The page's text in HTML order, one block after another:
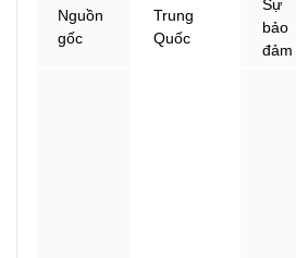
Nguồn
gốc
Trung
Quốc
Sự
bảo
đảm